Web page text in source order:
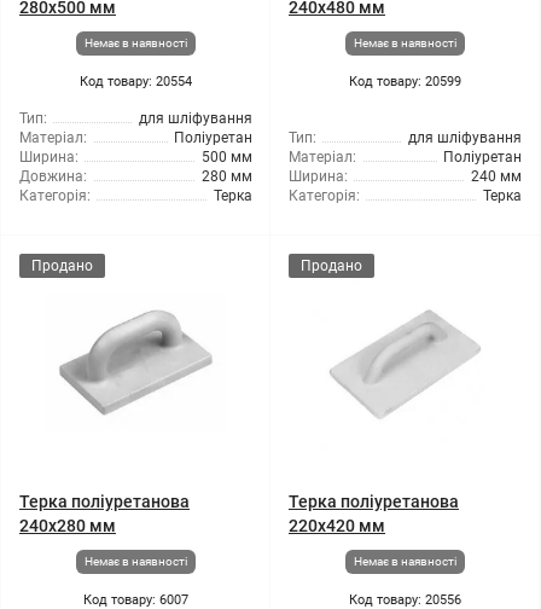
280x500 мм
Немає в наявності
Код товару: 20554
Тип:
для шліфування
Матеріал:
Поліуретан
Ширина:
500 мм
Довжина:
280 мм
Категорія:
Терка
240x480 мм
Немає в наявності
Код товару: 20599
Тип:
для шліфування
Матеріал:
Поліуретан
Ширина:
240 мм
Категорія:
Терка
Продано
Терка поліуретанова
240x280 мм
Немає в наявності
Код товару: 6007
Продано
Терка поліуретанова
220x420 мм
Немає в наявності
Код товару: 20556